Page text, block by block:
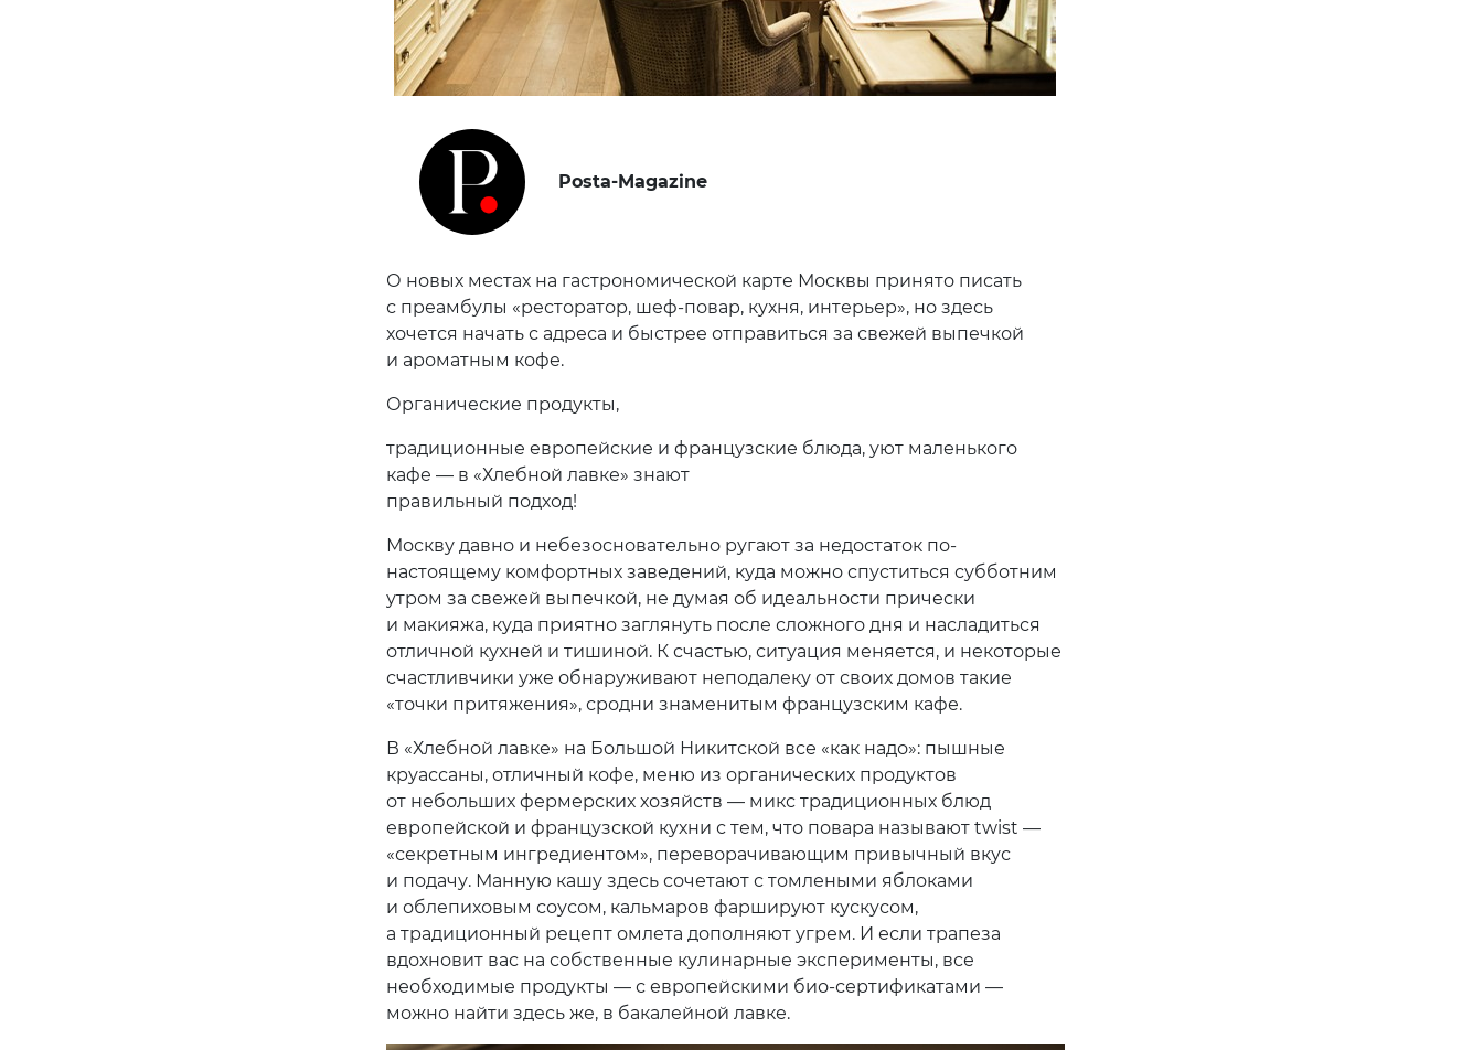
Posta-Magazine
О новых местах на гастрономической карте Москвы принято писать
с преамбулы «ресторатор, шеф-повар, кухня, интерьер», но здесь
хочется начать с адреса и быстрее отправиться за свежей выпечкой
и ароматным кофе.
Органические продукты,
традиционные европейские и французские блюда, уют маленького
кафе — в «Хлебной лавке» знают
правильный подход!
Москву давно и небезосновательно ругают за недостаток по-
настоящему комфортных заведений, куда можно спуститься субботним
утром за свежей выпечкой, не думая об идеальности прически
и макияжа, куда приятно заглянуть после сложного дня и насладиться
отличной кухней и тишиной. К счастью, ситуация меняется, и некоторые
счастливчики уже обнаруживают неподалеку от своих домов такие
«точки притяжения», сродни знаменитым французским кафе.
В «Хлебной лавке» на Большой Никитской все «как надо»: пышные
круассаны, отличный кофе, меню из органических продуктов
от небольших фермерских хозяйств — микс традиционных блюд
европейской и французской кухни с тем, что повара называют twist —
«секретным ингредиентом», переворачивающим привычный вкус
и подачу. Манную кашу здесь сочетают с томлеными яблоками
и облепиховым соусом, кальмаров фаршируют кускусом,
а традиционный рецепт омлета дополняют угрем. И если трапеза
вдохновит вас на собственные кулинарные эксперименты, все
необходимые продукты — с европейскими био-сертификатами —
можно найти здесь же, в бакалейной лавке.